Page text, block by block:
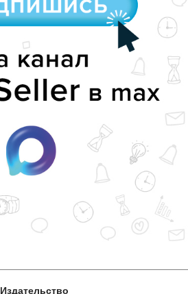
Издательство